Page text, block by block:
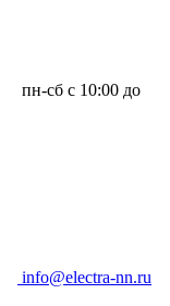
пн-сб с 10:00 до
info@electra-nn.ru